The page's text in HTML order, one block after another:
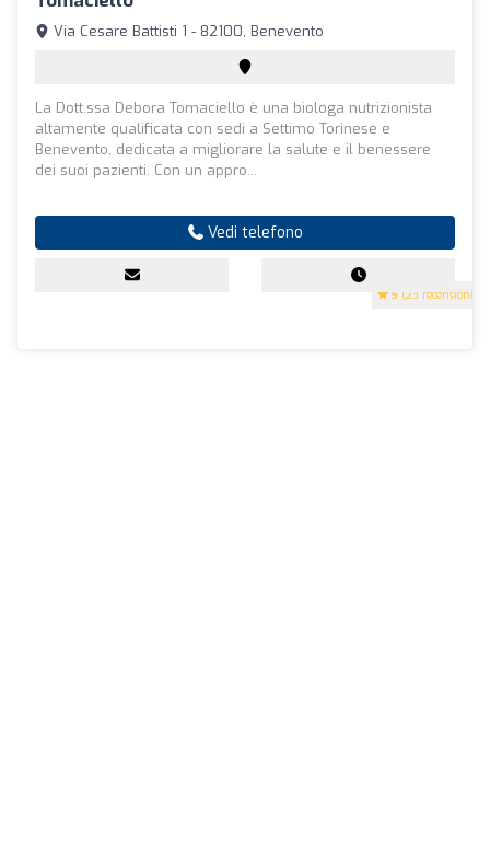
5 (23 recensioni)
Via Cesare Battisti 1 - 82100, Benevento
La Dott.ssa Debora Tomaciello è una biologa nutrizionista
altamente qualificata con sedi a Settimo Torinese e
Benevento, dedicata a migliorare la salute e il benessere
dei suoi pazienti. Con un appro...
Vedi telefono